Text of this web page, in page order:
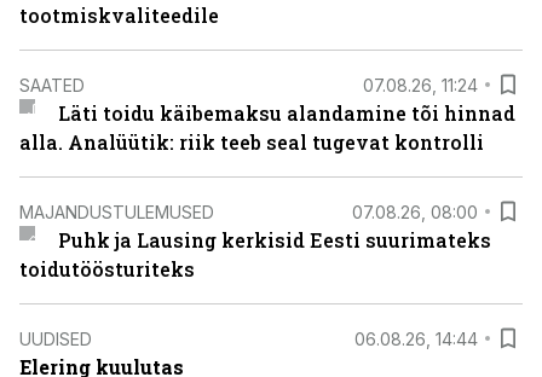
tootmiskvaliteedile
SAATED 07.08.26, 11:24
Läti toidu käibemaksu alandamine tõi hinnad
alla. Analüütik: riik teeb seal tugevat kontrolli
MAJANDUSTULEMUSED 07.08.26, 08:00
Puhk ja Lausing kerkisid Eesti suurimateks
toidutöösturiteks
UUDISED 06.08.26, 14:44
Elering kuulutas